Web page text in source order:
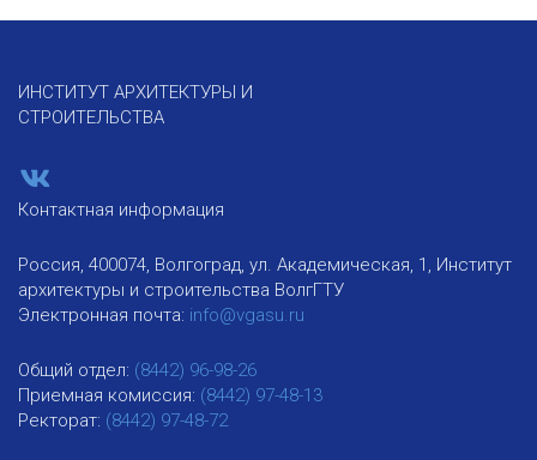
ИНСТИТУТ АРХИТЕКТУРЫ И
СТРОИТЕЛЬСТВА
Контактная информация
Россия, 400074, Волгоград, ул. Академическая, 1, Институт
архитектуры и строительства ВолгГТУ
Электронная почта: info@vgasu.ru
Общий отдел: (8442) 96-98-26
Приемная комиссия: (8442) 97-48-13
Ректорат: (8442) 97-48-72